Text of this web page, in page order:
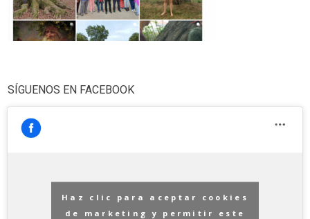
SÍGUENOS EN FACEBOOK
Haz clic para aceptar cookies
de marketing y permitir este